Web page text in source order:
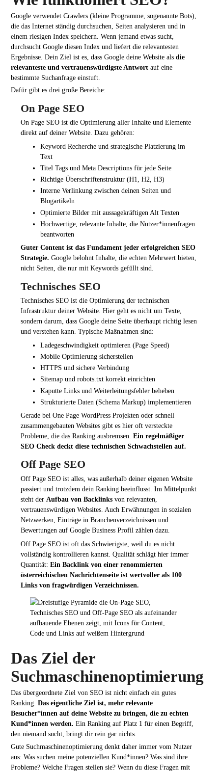
Google verwendet Crawlers (kleine Programme, sogenannte Bots),
die das Internet ständig durchsuchen, Seiten analysieren und in
einem riesigen Index speichern. Wenn jemand etwas sucht,
durchsucht Google diesen Index und liefert die relevantesten
Ergebnisse. Dein Ziel ist es, dass Google deine Website alsdie
relevanteste und vertrauenswürdigste Antwort auf eine
bestimmte Suchanfrage einstuft.
Dafür gibt es drei große Bereiche:
On Page SEO
On Page SEO ist die Optimierung aller Inhalte und Elemente
direkt auf deiner Website. Dazu gehören:
Keyword Recherche und strategische Platzierung im
Text
Titel Tags und Meta Descriptions für jede Seite
Richtige Überschriftenstruktur (H1, H2, H3)
Interne Verlinkung zwischen deinen Seiten und
Blogartikeln
Optimierte Bilder mit aussagekräftigen Alt Texten
Hochwertige, relevante Inhalte, die Nutzer*innenfragen
beantworten
Guter Content ist das Fundament jeder erfolgreichen SEO
Strategie. Google belohnt Inhalte, die echten Mehrwert bieten,
nicht Seiten, die nur mit Keywords gefüllt sind.
Technisches SEO
Technisches SEO ist die Optimierung der technischen
Infrastruktur deiner Website. Hier geht es nicht um Texte,
sondern darum, dass Google deine Seite überhaupt richtig lesen
und verstehen kann. Typische Maßnahmen sind:
Ladegeschwindigkeit optimieren (Page Speed)
Mobile Optimierung sicherstellen
HTTPS und sichere Verbindung
Sitemap und robots.txt korrekt einrichten
Kaputte Links und Weiterleitungsfehler beheben
Strukturierte Daten (Schema Markup) implementieren
Gerade bei One Page WordPress Projekten oder schnell
zusammengebauten Websites gibt es hier oft versteckte
Probleme, die das Ranking ausbremsen. Ein regelmäßiger
SEO Check deckt diese technischen Schwachstellen auf.
Off Page SEO
Off Page SEO ist alles, was außerhalb deiner eigenen Website
passiert und trotzdem dein Ranking beeinflusst. Im Mittelpunkt
steht der Aufbau von Backlinksvon relevanten,
vertrauenswürdigen Websites. Auch Erwähnungen in sozialen
Netzwerken, Einträge in Branchenverzeichnissen und
Bewertungen auf Google Business Profil zählen dazu.
Off Page SEO ist oft das Schwierigste, weil du es nicht
vollständig kontrollieren kannst. Qualität schlägt hier immer
Quantität: Ein Backlink von einer renommierten
österreichischen Nachrichtenseite ist wertvoller als 100
Links von fragwürdigen Verzeichnissen.
Das Ziel der
Suchmaschinenoptimierung
Das übergeordnete Ziel von SEO ist nicht einfach ein gutes
Ranking.Das eigentliche Ziel ist, mehr relevante
Besucher*innen auf deine Website zu bringen, die zu echten
Kund*innen werden. Ein Ranking auf Platz 1 für einen Begriff,
den niemand sucht, bringt dir rein gar nichts.
Gute Suchmaschinenoptimierung denkt daher immer vom Nutzer
aus: Was suchen meine potenziellen Kund*innen? Was sind ihre
Probleme? Welche Fragen stellen sie? Wenn du diese Fragen mit